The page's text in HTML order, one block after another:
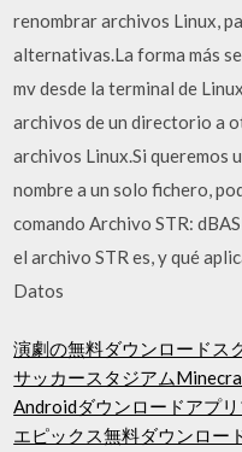
renombrar archivos Linux,
alternativas.La forma más
mv desde la terminal de
archivos de un directorio a
archivos Linux.Si queremos
nombre a un solo fichero,
comando Archivo STR:
el archivo STR es, y qué
Datos
演劇の無料ダウンロードス
サッカースタジアム
Androidダウンロードアプ
エピックス無料ダウンロー